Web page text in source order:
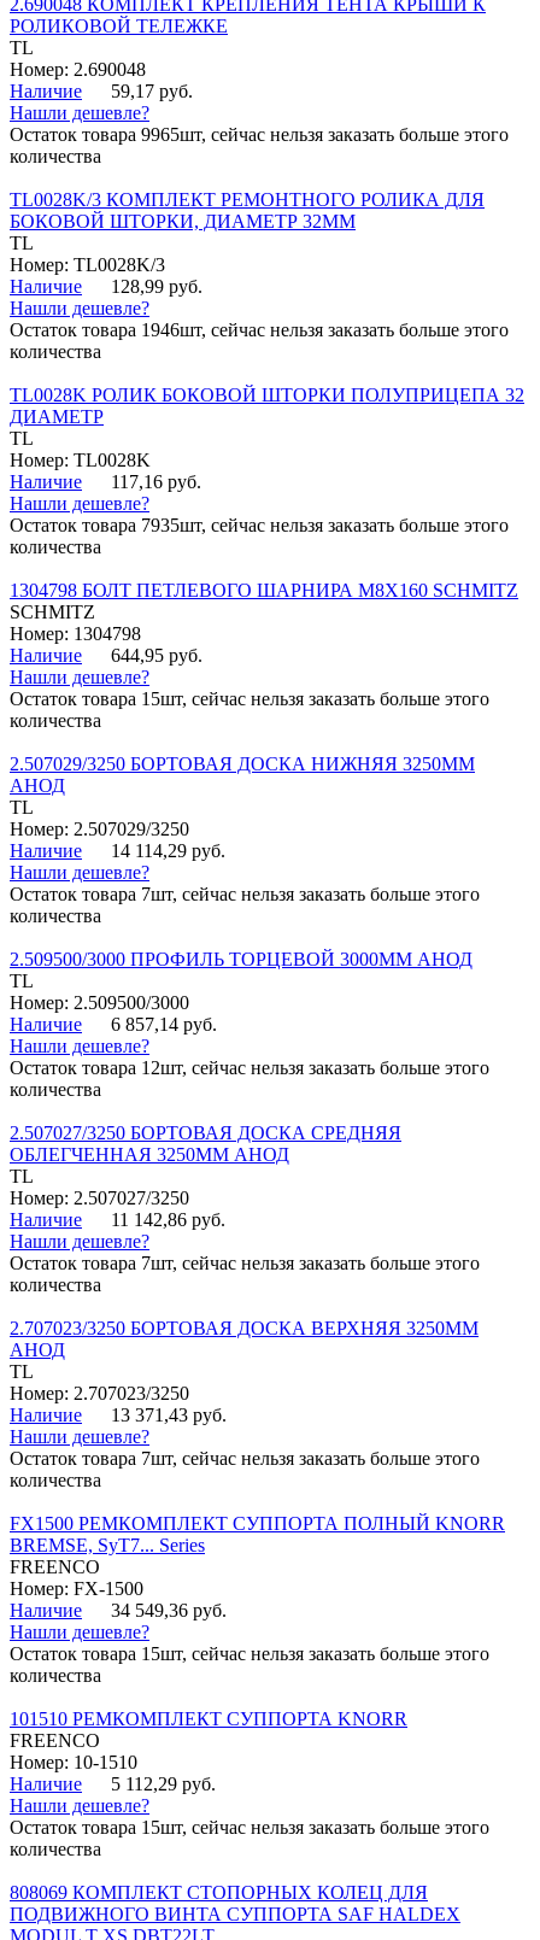
2.690048 КОМПЛЕКТ КРЕПЛЕНИЯ ТЕНТА КРЫШИ К
РОЛИКОВОЙ ТЕЛЕЖКЕ
TL
Номер: 2.690048
Наличие
59,17 руб.
Нашли дешевле?
Остаток товара 9965шт, сейчас нельзя заказать больше этого
количества
TL0028K/3 КОМПЛЕКТ РЕМОНТНОГО РОЛИКА ДЛЯ
БОКОВОЙ ШТОРКИ, ДИАМЕТР 32ММ
TL
Номер: TL0028K/3
Наличие
128,99 руб.
Нашли дешевле?
Остаток товара 1946шт, сейчас нельзя заказать больше этого
количества
TL0028K РОЛИК БОКОВОЙ ШТОРКИ ПОЛУПРИЦЕПА 32
ДИАМЕТР
TL
Номер: TL0028K
Наличие
117,16 руб.
Нашли дешевле?
Остаток товара 7935шт, сейчас нельзя заказать больше этого
количества
1304798 БОЛТ ПЕТЛЕВОГО ШАРНИРА М8Х160 SCHMITZ
SCHMITZ
Номер: 1304798
Наличие
644,95 руб.
Нашли дешевле?
Остаток товара 15шт, сейчас нельзя заказать больше этого
количества
2.507029/3250 БОРТОВАЯ ДОСКА НИЖНЯЯ 3250ММ
АНОД
TL
Номер: 2.507029/3250
Наличие
14 114,29 руб.
Нашли дешевле?
Остаток товара 7шт, сейчас нельзя заказать больше этого
количества
2.509500/3000 ПРОФИЛЬ ТОРЦЕВОЙ 3000ММ АНОД
TL
Номер: 2.509500/3000
Наличие
6 857,14 руб.
Нашли дешевле?
Остаток товара 12шт, сейчас нельзя заказать больше этого
количества
2.507027/3250 БОРТОВАЯ ДОСКА СРЕДНЯЯ
ОБЛЕГЧЕННАЯ 3250ММ АНОД
TL
Номер: 2.507027/3250
Наличие
11 142,86 руб.
Нашли дешевле?
Остаток товара 7шт, сейчас нельзя заказать больше этого
количества
2.707023/3250 БОРТОВАЯ ДОСКА ВЕРХНЯЯ 3250ММ
АНОД
TL
Номер: 2.707023/3250
Наличие
13 371,43 руб.
Нашли дешевле?
Остаток товара 7шт, сейчас нельзя заказать больше этого
количества
FX1500 РЕМКОМПЛЕКТ СУППОРТА ПОЛНЫЙ KNORR
BREMSE, SyT7... Series
FREENCO
Номер: FX-1500
Наличие
34 549,36 руб.
Нашли дешевле?
Остаток товара 15шт, сейчас нельзя заказать больше этого
количества
101510 РЕМКОМПЛЕКТ СУППОРТА KNORR
FREENCO
Номер: 10-1510
Наличие
5 112,29 руб.
Нашли дешевле?
Остаток товара 15шт, сейчас нельзя заказать больше этого
количества
808069 КОМПЛЕКТ СТОПОРНЫХ КОЛЕЦ ДЛЯ
ПОДВИЖНОГО ВИНТА СУППОРТА SAF HALDEX
MODUL T XS DBT22LT